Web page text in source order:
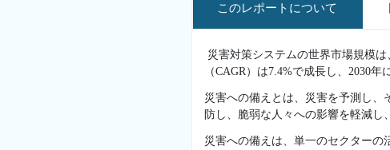
このレポートについて
災害対策システムの世界市場規模
（CAGR）は7.4%で成長し、2030
災害への備えとは、災害を予測し
防し、脆弱な人々への影響を軽減し
災害への備えは、単一のセクター